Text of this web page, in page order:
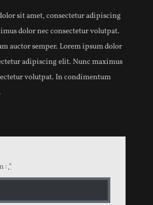
sit amet, consectetur adipiscing
dolor nec consectetur volutpat.
auctor semper. Lorem ipsum dolor
adipiscing elit. Nunc maximus
volutpat. In condimentum
:*